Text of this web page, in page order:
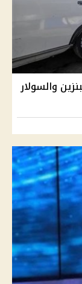
والسولار